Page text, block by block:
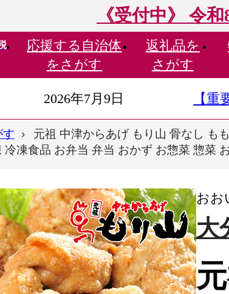
《受付中》 令
応援する 自治体
をさがす
返礼品を
さがす
2026年7月9日 【
す
元祖 中津からあげ もり山 骨なし も
冷凍食品 お弁当 弁当 おかず お惣菜 惣菜
おお
大